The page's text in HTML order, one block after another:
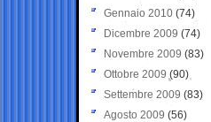
Gennaio 2010 (74)
Dicembre 2009 (74)
Novembre 2009 (83)
Ottobre 2009 (90)
Settembre 2009 (83)
Agosto 2009 (56)